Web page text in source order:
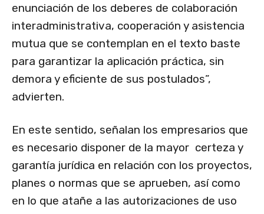
enunciación de los deberes de colaboración
interadministrativa, cooperación y asistencia
mutua que se contemplan en el texto baste
para garantizar la aplicación práctica, sin
demora y eficiente de sus postulados”,
advierten.
En este sentido, señalan los empresarios que
es necesario disponer de la mayor certeza y
garantía jurídica en relación con los proyectos,
planes o normas que se aprueben, así como
en lo que atañe a las autorizaciones de uso